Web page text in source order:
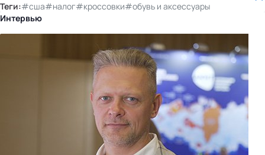
Теги:#сша#налог#кроссовки#обувь и аксессуары
Интервью